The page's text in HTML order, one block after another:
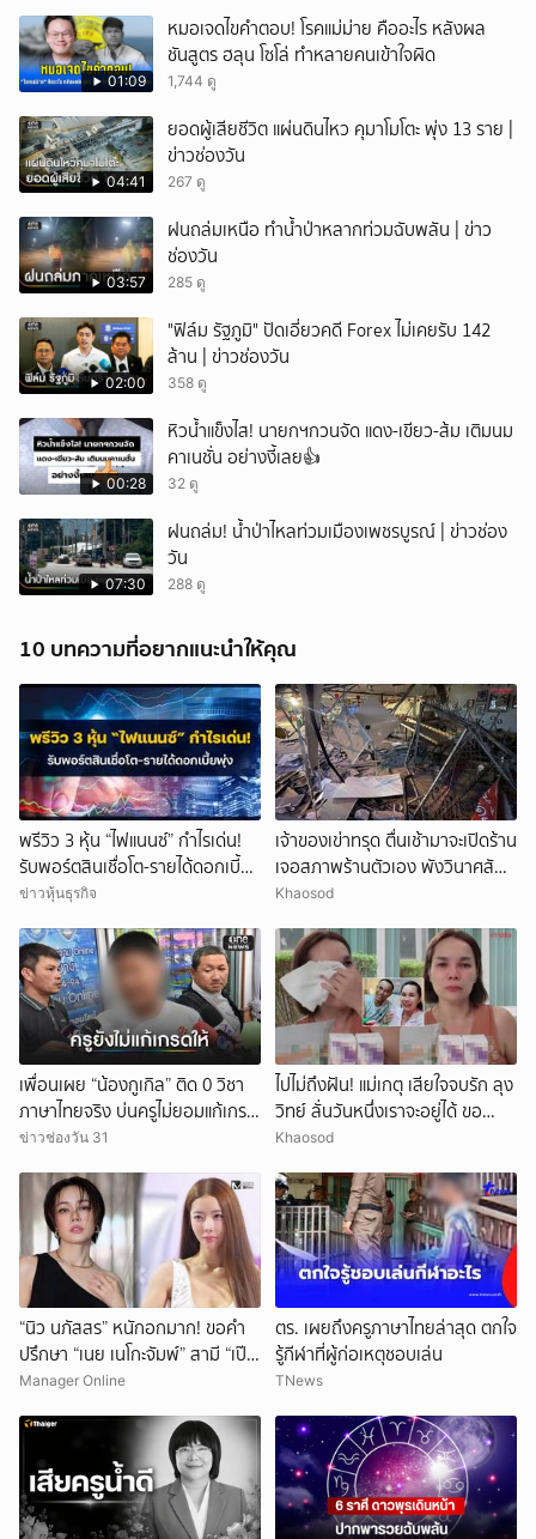
01:09
หมอเจดไขคำตอบ! โรคแม่ม่าย คืออะไร หลังผล
ชันสูตร ฮลุน โซโล่ ทำหลายคนเข้าใจผิด
1,744 ดู
04:41
ยอดผู้เสียชีวิต แผ่นดินไหว คุมาโมโตะ พุ่ง 13 ราย |
ข่าวช่องวัน
267 ดู
03:57
ฝนถล่มเหนือ ทำน้ำป่าหลากท่วมฉับพลัน | ข่าว
ช่องวัน
285 ดู
02:00
"ฟิล์ม รัฐภูมิ" ปัดเอี่ยวคดี Forex ไม่เคยรับ 142
ล้าน | ข่าวช่องวัน
358 ดู
00:28
หิวน้ำแข็งไส! นายกฯกวนจัด แดง-เขียว-ส้ม เติมนม
คาเนชั่น อย่างงี้เลย👍
32 ดู
07:30
ฝนถล่ม! น้ำป่าไหลท่วมเมืองเพชรบูรณ์ | ข่าวช่อง
วัน
288 ดู
10 บทความที่อยากแนะนำให้คุณ
พรีวิว 3 หุ้น “ไฟแนนซ์” กำไรเด่น!
รับพอร์ตสินเชื่อโต-รายได้ดอกเบี้ย
พุ่ง
ข่าวหุ้นธุรกิจ
เจ้าของเข่าทรุด ตื่นเช้ามาจะเปิดร้าน
เจอสภาพร้านตัวเอง พังวินาศสัน
ตะโร เสียหายนับล้าน
Khaosod
เพื่อนเผย “น้องกูเกิล” ติด 0 วิชา
ภาษาไทยจริง บ่นครูไม่ยอมแก้เกรด
ให้
ข่าวช่องวัน 31
ไปไม่ถึงฝัน! แม่เกตุ เสียใจจบรัก ลุง
วิทย์ ลั่นวันหนึ่งเราจะอยู่ได้ ขอ
กำลังใจให้ทั้งสองฝ่าย
Khaosod
“นิว นภัสสร” หนักอกมาก! ขอคำ
ปรึกษา “เนย เนโกะจัมพ์” สามี “เป๊ก
เปรมณัช” ดื่มดริ้งก์ติดเพื่อนหนัก!
Manager Online
ตร. เผยถึงครูภาษาไทยล่าสุด ตกใจ
รู้กีฬาที่ผู้ก่อเหตุชอบเล่น
TNews